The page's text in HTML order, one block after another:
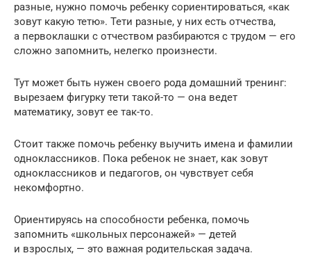
разные, нужно помочь ребенку сориентироваться, «как
зовут какую тетю». Тети разные, у них есть отчества,
а первоклашки с отчеством разбираются с трудом — его
сложно запомнить, нелегко произнести.
Тут может быть нужен своего рода домашний тренинг:
вырезаем фигурку тети такой-то — она ведет
математику, зовут ее так-то.
Стоит также помочь ребенку выучить имена и фамилии
одноклассников. Пока ребенок не знает, как зовут
одноклассников и педагогов, он чувствует себя
некомфортно.
Ориентируясь на способности ребенка, помочь
запомнить «школьных персонажей» — детей
и взрослых, — это важная родительская задача.